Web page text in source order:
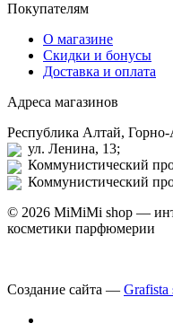
Покупателям
О магазине
Скидки и бонусы
Доставка и оплата
Адреса магазинов
Республика Алтай,
ул. Ленина, 13;
Коммунистический
Коммунистический
© 2026 MiMiMi shop —
косметики парфюмерии
Создание сайта — Grafista